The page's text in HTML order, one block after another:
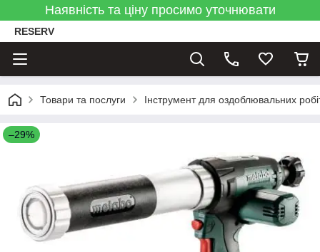
Наявність та ціну просимо уточнювати
RESERV
Товари та послуги Інструмент для оздоблювальних
–29%